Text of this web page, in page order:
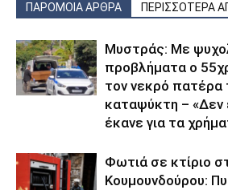
ΠΑΡΟΜΟΙΑ ΑΡΘΡΑ ΠΕΡΙΣΣΟΤΕΡΑ
Μυστράς: Με
προβλήματα ο
τον νεκρό πατέρα
καταψύκτη – «Δεν
έκανε για τα
Φωτιά σε κτίριο
Κουμουνδούρου: